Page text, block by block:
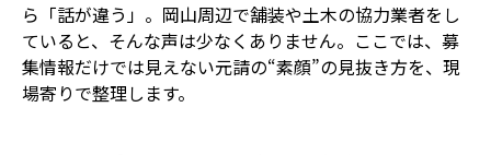
ら「話が違う」。岡山周辺で舗装や土木の協力業者をし
ていると、そんな声は少なくありません。ここでは、募
集情報だけでは見えない元請の“素顔”の見抜き方を、現
場寄りで整理します。